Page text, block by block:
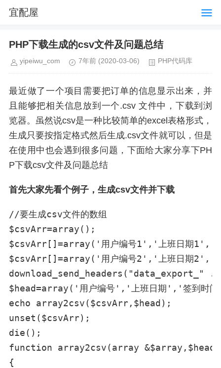
宜配屋
PHP下载生成的csv文件及问题总结
yipeiwu_com 7年前 (2020-03-06) PHP代码库
最近做了一个项目需要把订单的信息显示出来，并
且能够把相关信息放到一个.csv 文件中，下载到浏
览器。虽然说csv是一种比较简单的excel表格形式，
生成只要按指定格式然后生成.csv文件就可以，但是
在使用中也会遇到很多问题，下面给大家分享下PH
P下载csv文件及问题总结
首先大家先看个例子，生成csv文件并下载
//要生成csv文件的数组
$csvArr=array();
$csvArr[]=array('用户编号1','上班日期1','
$csvArr[]=array('用户编号2','上班日期2','
$head=array('用户编号','上班日期','签到时
echo array2csv($csvArr,$head);
unset($csvArr);
die();
function array2csv(array &$array,$head)
{